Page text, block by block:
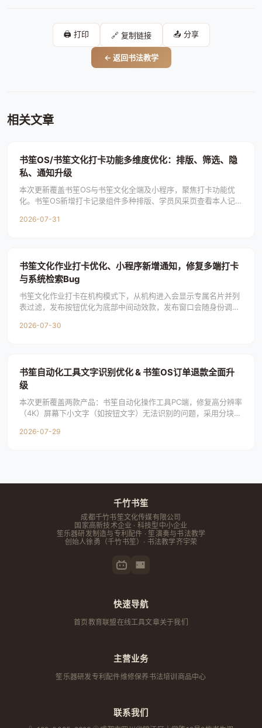
🖨️ 打印 🔗 复制链接 📤 分享
← 返回书法教学
相关文章
书笙OS/书笙文化打卡功能多维度优化：排版、筛选、隐
私、通知升级
本次更新覆盖书笙OS与书笙文化全端及小程序，聚焦打卡功能优
化。书笙OS新增打卡记录组件多种排版、学员风采页查看本人记
2026-07-31
书笙文化作业打卡优化、小程序新增通知，修复多端打卡
与系统检索Bug
书笙文化作业打卡在机构模式下，从机构进入会显示专属名片并列
表过滤，发布按钮优化为底部中间动效款，发布窗口会随身份调整
2026-07-30
书笙自动化工具文字识别优化 & 书笙OS订单退款全面升
级
本次更新覆盖两款产品：书笙自动化操作工具PC端，修复高分辨率
（4K）屏幕下小文字（如按钮文字）无法识别的问题，采用分块放
2026-07-29
千竹书笙
成都千竹书笙文化传媒有限公司
国家高新技术企业 · 科技型中小企业
笙乐器研发制造与专利配件 · 笙演奏与书法教学
创始人徐勇 （千竹书笙）· 书法教学齐宇荣
快速导航
首页教育联盟在线工具文章关于我们
主营业务
笙乐器研发专利配件维修保养 书法培训 商品中心
联系我们